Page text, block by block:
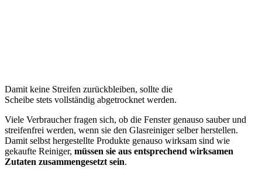
Damit keine Streifen zurückbleiben, sollte die
Scheibe stets vollständig abgetrocknet werden.
Viele Verbraucher fragen sich, ob die Fenster genauso sauber und
streifenfrei werden, wenn sie den Glasreiniger selber herstellen.
Damit selbst hergestellte Produkte genauso wirksam sind wie
gekaufte Reiniger, müssen sie aus entsprechend wirksamen
Zutaten zusammengesetzt sein.